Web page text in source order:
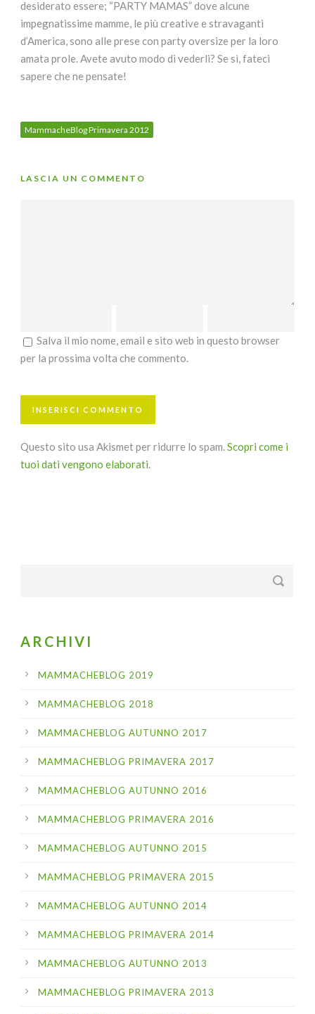
desiderato essere; “PARTY MAMAS” dove alcune
impegnatissime mamme, le più creative e stravaganti
d’America, sono alle prese con party oversize per la loro
amata prole. Avete avuto modo di vederli? Se sì, fateci
sapere che ne pensate!
MammacheBlog Primavera 2012
LASCIA UN COMMENTO
Salva il mio nome, email e sito web in questo browser
per la prossima volta che commento.
Questo sito usa Akismet per ridurre lo spam.Scopri come i
tuoi dati vengono elaborati.
ARCHIVI
MAMMACHEBLOG 2019
MAMMACHEBLOG 2018
MAMMACHEBLOG AUTUNNO 2017
MAMMACHEBLOG PRIMAVERA 2017
MAMMACHEBLOG AUTUNNO 2016
MAMMACHEBLOG PRIMAVERA 2016
MAMMACHEBLOG AUTUNNO 2015
MAMMACHEBLOG PRIMAVERA 2015
MAMMACHEBLOG AUTUNNO 2014
MAMMACHEBLOG PRIMAVERA 2014
MAMMACHEBLOG AUTUNNO 2013
MAMMACHEBLOG PRIMAVERA 2013